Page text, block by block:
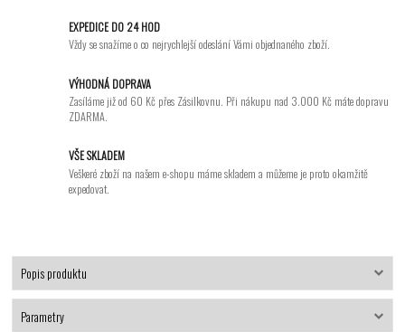
EXPEDICE DO 24 HOD
Vždy se snažíme o co nejrychlejší odeslání Vámi objednaného zboží.
VÝHODNÁ DOPRAVA
Zasíláme již od 60 Kč přes Zásilkovnu. Při nákupu nad 3.000 Kč máte dopravu
ZDARMA.
VŠE SKLADEM
Veškeré zboží na našem e-shopu máme skladem a můžeme je proto okamžitě
expedovat.
Popis produktu
Parametry